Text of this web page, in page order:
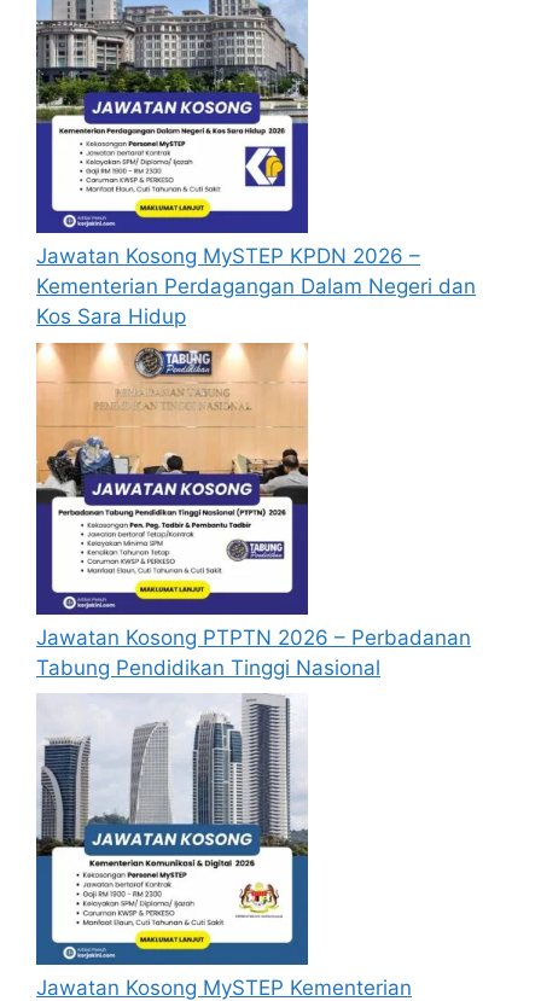
Jawatan Kosong MySTEP KPDN 2026 –
Kementerian Perdagangan Dalam Negeri dan
Kos Sara Hidup
Jawatan Kosong PTPTN 2026 – Perbadanan
Tabung Pendidikan Tinggi Nasional
Jawatan Kosong MySTEP Kementerian